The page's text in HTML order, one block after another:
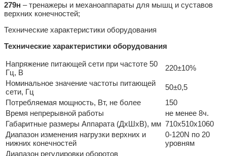
279н – тренажеры и механоаппараты для мышц и суставов
верхних конечностей;
Технические характеристики оборудования
Технические характеристики оборудования
Напряжение питающей сети при частоте 50
Гц, В
220±10%
Номинальное значение частоты питающей
сети, Гц
50±0,5
Потребляемая мощность, Вт, не более
150
Время непрерывной работы
не менее 8ч.
Габаритные размеры Аппарата (ДхШхВ), мм 710х510х1060
Диапазон изменения нагрузки верхних и
нижних конечностей
0-120N по 20
уровням
Диапазон регулировки оборотов